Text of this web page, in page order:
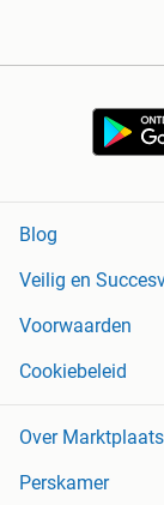
Blog
Veilig en
Voorwaarden
Cookiebeleid
Over Marktplaats
Perskamer